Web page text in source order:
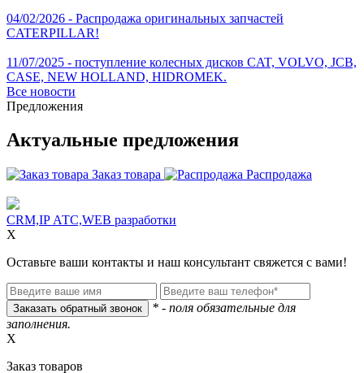
04/02/2026 - Распродажа оригинальных запчастей
CATERPILLAR!
11/07/2025 - поступление колесных дисков CAT, VOLVO, JCB,
CASE, NEW HOLLAND, HIDROMEK.
Все новости
Предложения
Актуальные предложения
Заказ товара Распродажа
CRM,IP АТС,WEB разработки
X
Оставьте ваши контакты и наш консультант свяжется с вами!
* - поля обязательные для
заполнения.
X
Заказ товаров